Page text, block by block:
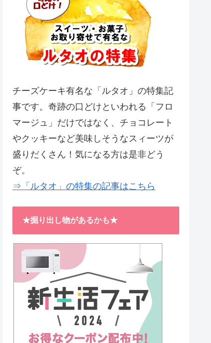
チーズケーキ有名な「ルタオ」の特集記
事です。奇跡の口どけといわれる「フロ
マージュ」だけではなく、チョコレート
やクッキーなど美味しそうなスィーツが
盛りだくさん！気になる方は是非どう
ぞ。
⇒「ルタオ」の特集の記事はこちら
★掘り出し物があるかも★